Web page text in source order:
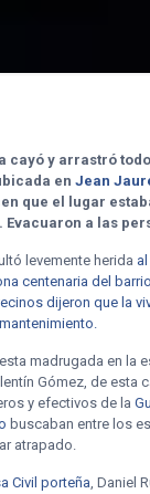
cayó y arrastró
en Jean
que el lugar
Evacuaron a las
levemente herida
centenaria del
dijeron que la
madrugada en la
Gómez, de esta
y efectivos de la
buscaban entre los
atrapado.
Civil porteña, Daniel